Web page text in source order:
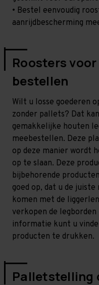
• Bestel eenvoudig
aanrijdbescherming
Roosters
bestellen
Wilt u losse goederen
zonder pallets? Dat
gemakkelijke houten
meebestellen. Deze
op deze manier wordt
op te slaan. Deze
bijbehorende
goed op, dat u de
komen met de
verkopen de
informatie kunt u
producten te drukken.
Palletstelling